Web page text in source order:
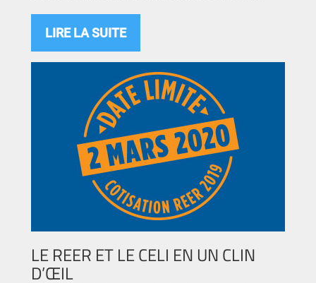
LIRE LA SUITE
LE REER ET LE CELI EN UN CLIN
D’ŒIL